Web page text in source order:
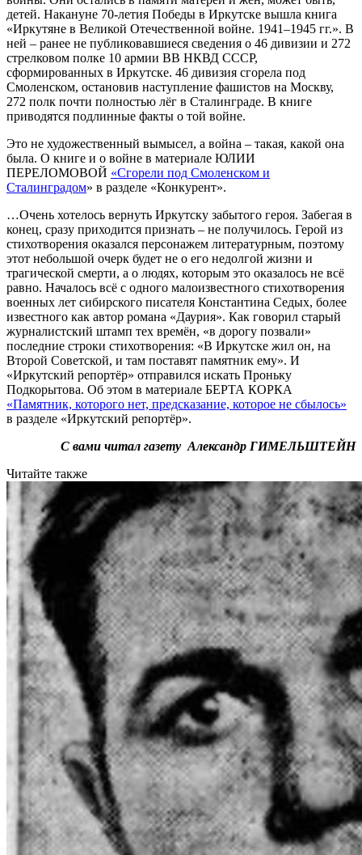
детей. Накануне 70-летия Победы в Иркутске вышла книга
«Иркутяне в Великой Отечественной войне. 1941–1945 гг.». В
ней – ранее не публиковавшиеся сведения о 46 дивизии и 272
стрелковом полке 10 армии ВВ НКВД СССР,
сформированных в Иркутске. 46 дивизия сгорела под
Смоленском, остановив наступление фашистов на Москву,
272 полк почти полностью лёг в Сталинграде. В книге
приводятся подлинные факты о той войне.
Это не художественный вымысел, а война – такая, какой она
была. О книге и о войне в материале ЮЛИИ
ПЕРЕЛОМОВОЙ «Сгорели под Смоленском и
Сталинградом» в разделе «Конкурент».
…Очень хотелось вернуть Иркутску забытого героя. Забегая в
конец, сразу приходится признать – не получилось. Герой из
стихотворения оказался персонажем литературным, поэтому
этот небольшой очерк будет не о его недолгой жизни и
трагической смерти, а о людях, которым это оказалось не всё
равно. Началось всё с одного малоизвестного стихо­творения
военных лет сибирского писателя Константина Седых, более
известного как автор романа «Даурия». Как говорил старый
журналистский штамп тех времён, «в дорогу позвали»
последние строки стихотворения: «В Иркутске жил он, на
Второй Советской, и там поставят памятник ему». И
«Иркутский репортёр» отправился искать Проньку
Подкорытова. Об этом в материале БЕРТА КОРКА
«Памятник, которого нет, предсказание, которое не сбылось»
в разделе «Иркутский репортёр».
С вами читал газету Александр ГИМЕЛЬШТЕЙН
Читайте также